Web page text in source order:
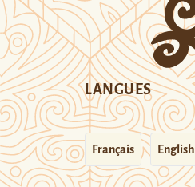
LANGUES
Français English